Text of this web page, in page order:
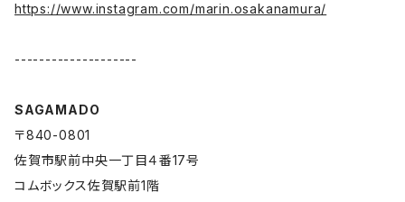
https://www.instagram.com/marin.osakanamura/
--------------------
SAGAMADO
〒840-0801
佐賀市駅前中央一丁目４番17号
コムボックス佐賀駅前1階